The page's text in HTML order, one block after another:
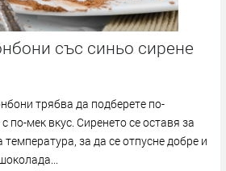
със синьо сирене
трябва да подберете по-
по-мек вкус. Сиренето се оставя за
за да се отпусне добре и